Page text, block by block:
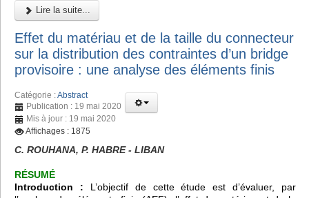
Lire la suite...
Effet du matériau et de la taille du connecteur
sur la distribution des contraintes d’un bridge
provisoire : une analyse des éléments finis
Catégorie :Abstract
Publication : 19 mai 2020
Mis à jour : 19 mai 2020
Affichages : 1875
C. ROUHANA, P. HABRE - LIBAN
RÉSUMÉ
Introduction : L’objectif de cette étude est d’évaluer, par